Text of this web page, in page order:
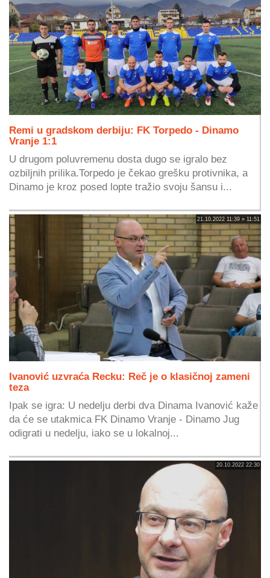
Remi u gradskom derbiju: FK Torpedo - Dinamo
Vranje 1:1
U drugom poluvremenu dosta dugo se igralo bez
ozbiljnih prilika.Torpedo je čekao grešku protivnika, a
Dinamo je kroz posed lopte tražio svoju šansu i...
21.10.2022 11:39 » 11:51
Ivanović uzvraća Recku: Reč je o klasičnoj zameni
teza
Ipak se igra: U nedelju derbi dva Dinama Ivanović kaže
da će se utakmica FK Dinamo Vranje - Dinamo Jug
odigrati u nedelju, iako se u lokalnoj...
20.10.2022 22:30